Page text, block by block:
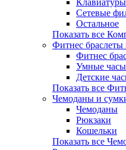
Сетевые
Остальное
Показать все
Фитнес браслеты
Фитнес
Умные часы
Детские
Показать все
Чемоданы и
Чемоданы
Рюкзаки
Кошельки
Показать все